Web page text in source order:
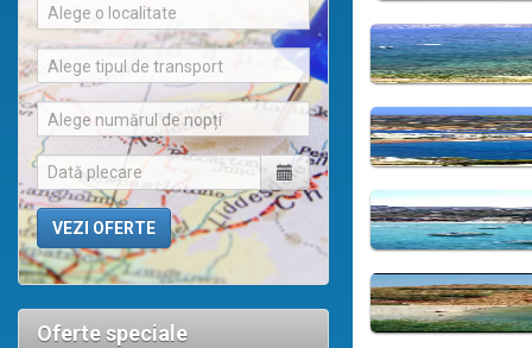
Alege o localitate
Alege tipul de transport
Alege numărul de nopți
Oferte speciale